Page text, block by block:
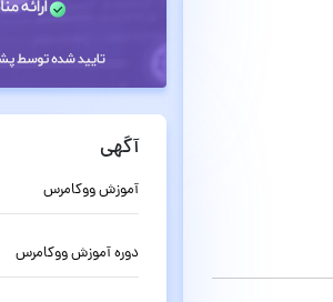
آگهی
آموزش ووکامرس
دوره آموزش ووکامرس